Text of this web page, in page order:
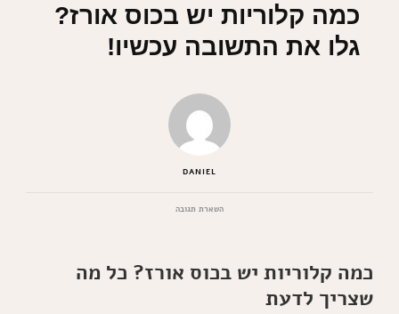
כמה קלוריות יש בכוס אורז?
גלו את התשובה עכשיו!
DANIEL
השארת תגובהבנושא
אורז?
כמה קלוריות יש בכוס אורז? כל מה
שצריך לדעת